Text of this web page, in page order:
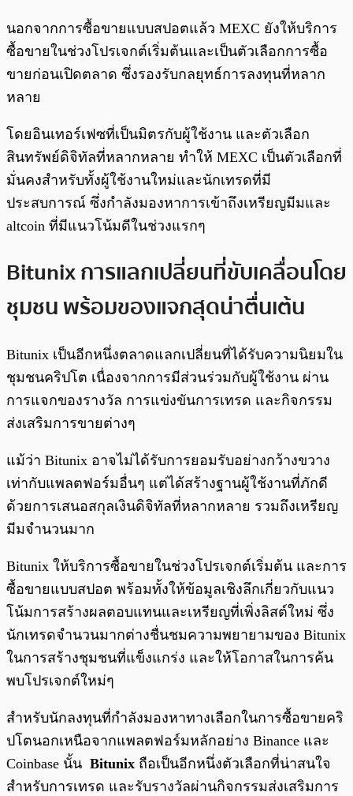
นอกจากการซื้อขายแบบสปอตแล้ว MEXC ยังให้บริการ
ซื้อขายในช่วงโปรเจกต์เริ่มต้นและเป็นตัวเลือกการซื้อ
ขายก่อนเปิดตลาด ซึ่งรองรับกลยุทธ์การลงทุนที่หลาก
หลาย
โดยอินเทอร์เฟซที่เป็นมิตรกับผู้ใช้งาน และตัวเลือก
สินทรัพย์ดิจิทัลที่หลากหลาย ทำให้ MEXC เป็นตัวเลือกที่
มั่นคงสำหรับทั้งผู้ใช้งานใหม่และนักเทรดที่มี
ประสบการณ์ ซึ่งกำลังมองหาการเข้าถึงเหรียญมีมและ
altcoin ที่มีแนวโน้มดีในช่วงแรกๆ
Bitunix การแลกเปลี่ยนที่ขับเคลื่อนโดย
ชุมชน พร้อมของแจกสุดน่าตื่นเต้น
Bitunix เป็นอีกหนึ่งตลาดแลกเปลี่ยนที่ได้รับความนิยมใน
ชุมชนคริปโต เนื่องจากการมีส่วนร่วมกับผู้ใช้งาน ผ่าน
การแจกของรางวัล การแข่งขันการเทรด และกิจกรรม
ส่งเสริมการขายต่างๆ
แม้ว่า Bitunix อาจไม่ได้รับการยอมรับอย่างกว้างขวาง
เท่ากับแพลตฟอร์มอื่นๆ แต่ได้สร้างฐานผู้ใช้งานที่ภักดี
ด้วยการเสนอสกุลเงินดิจิทัลที่หลากหลาย รวมถึงเหรียญ
มีมจำนวนมาก
Bitunix ให้บริการซื้อขายในช่วงโปรเจกต์เริ่มต้น และการ
ซื้อขายแบบสปอต พร้อมทั้งให้ข้อมูลเชิงลึกเกี่ยวกับแนว
โน้มการสร้างผลตอบแทนและเหรียญที่เพิ่งลิสต์ใหม่ ซึ่ง
นักเทรดจำนวนมากต่างชื่นชมความพยายามของ Bitunix
ในการสร้างชุมชนที่แข็งแกร่ง และให้โอกาสในการค้น
พบโปรเจกต์ใหม่ๆ
สำหรับนักลงทุนที่กำลังมองหาทางเลือกในการซื้อขายคริ
ปโตนอกเหนือจากแพลตฟอร์มหลักอย่าง Binance และ
Coinbase นั้น Bitunix ถือเป็นอีกหนึ่งตัวเลือกที่น่าสนใจ
สำหรับการเทรด และรับรางวัลผ่านกิจกรรมส่งเสริมการ